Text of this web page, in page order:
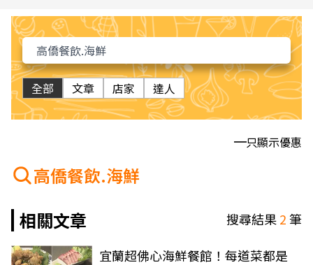
全部 文章 店家 達人
只顯示優惠
高僑餐飲.海鮮
相關文章
搜尋結果2筆
宜蘭超佛心海鮮餐館！每道菜都是